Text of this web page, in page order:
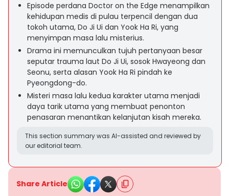
Episode perdana Doctor on the Edge menampilkan
kehidupan medis di pulau terpencil dengan dua
tokoh utama, Do Ji Ui dan Yook Ha Ri, yang
menyimpan masa lalu misterius.
Drama ini memunculkan tujuh pertanyaan besar
seputar trauma laut Do Ji Ui, sosok Hwayeong dan
Seonu, serta alasan Yook Ha Ri pindah ke
Pyeongdong-do.
Misteri masa lalu kedua karakter utama menjadi
daya tarik utama yang membuat penonton
penasaran menantikan kelanjutan kisah mereka.
This section summary was AI-assisted and reviewed by
our editorial team.
Share Article